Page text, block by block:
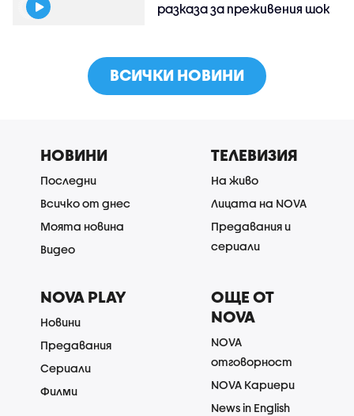
разказа за преживения шок
ВСИЧКИ НОВИНИ
НОВИНИ
Последни
Всичко от днес
Моята новина
Видео
ТЕЛЕВИЗИЯ
На живо
Лицата на NOVA
Предавания и
сериали
NOVA PLAY
Новини
Предавания
Сериали
Филми
ОЩЕ ОТ
NOVA
NOVA
отговорност
NOVA Кариери
News in English